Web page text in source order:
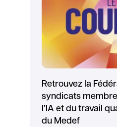
Retrouvez la
syndicats
l’IA et du travail
du Medef